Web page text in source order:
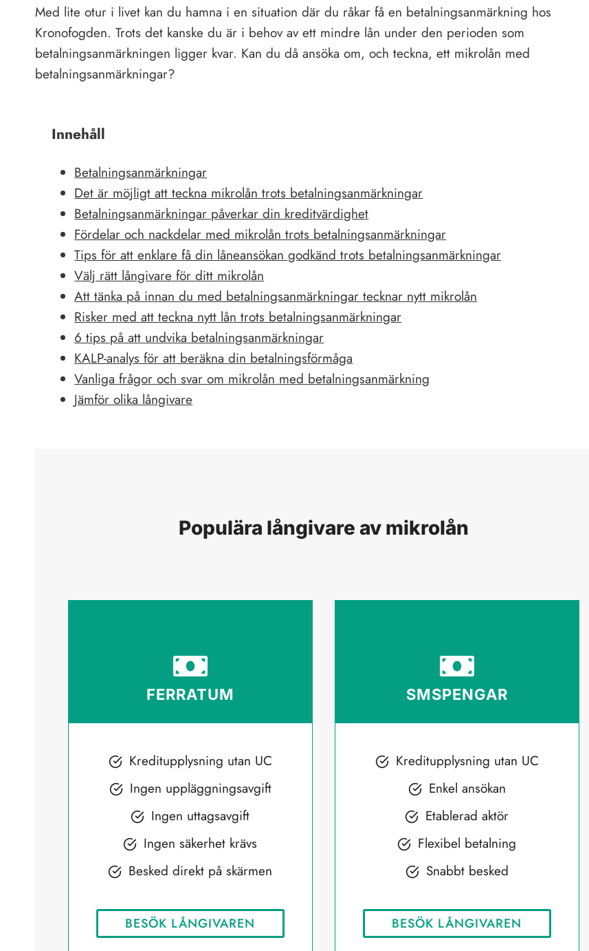
Med lite otur i livet kan du hamna i en situation där du råkar få en betalningsanmärkning hos
Kronofogden. Trots det kanske du är i behov av ett mindre lån under den perioden som
betalningsanmärkningen ligger kvar. Kan du då ansöka om, och teckna, ett mikrolån med
betalningsanmärkningar?
Innehåll
Betalningsanmärkningar
Det är möjligt att teckna mikrolån trots betalningsanmärkningar
Betalningsanmärkningar påverkar din kreditvärdighet
Fördelar och nackdelar med mikrolån trots betalningsanmärkningar
Tips för att enklare få din låneansökan godkänd trots betalningsanmärkningar
Välj rätt långivare för ditt mikrolån
Att tänka på innan du med betalningsanmärkningar tecknar nytt mikrolån
Risker med att teckna nytt lån trots betalningsanmärkningar
6 tips på att undvika betalningsanmärkningar
KALP-analys för att beräkna din betalningsförmåga
Vanliga frågor och svar om mikrolån med betalningsanmärkning
Jämför olika långivare
Populära långivare av mikrolån
FERRATUM
Kreditupplysning utan UC
Ingen uppläggningsavgift
Ingen uttagsavgift
Ingen säkerhet krävs
Besked direkt på skärmen
BESÖK LÅNGIVAREN
SMSPENGAR
Kreditupplysning utan UC
Enkel ansökan
Etablerad aktör
Flexibel betalning
Snabbt besked
BESÖK LÅNGIVAREN